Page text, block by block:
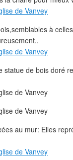
à
de bois doré
au mur: Elles